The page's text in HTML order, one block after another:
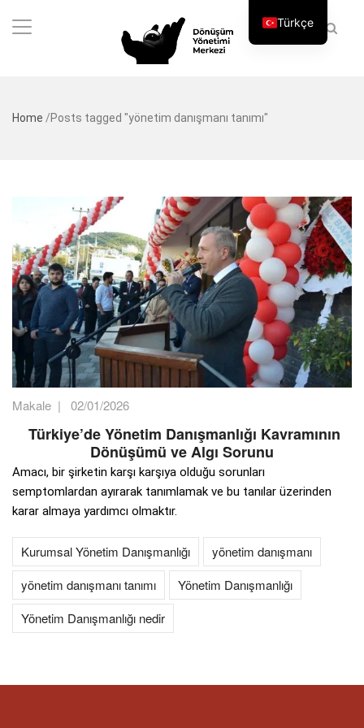
Home /Posts tagged "yönetim danışmanı tanımı"
Makale | 02/01/2026
Türkiye’de Yönetim Danışmanlığı Kavramının
Dönüşümü ve Algı Sorunu
Amacı, bir şirketin karşı karşıya olduğu sorunları
semptomlardan ayırarak tanımlamak ve bu tanılar üzerinden
karar almaya yardımcı olmaktır.
Kurumsal Yönetim Danışmanlığı
yönetim danışmanı
yönetim danışmanı tanımı
Yönetim Danışmanlığı
Yönetim Danışmanlığı nedir
Türkçe